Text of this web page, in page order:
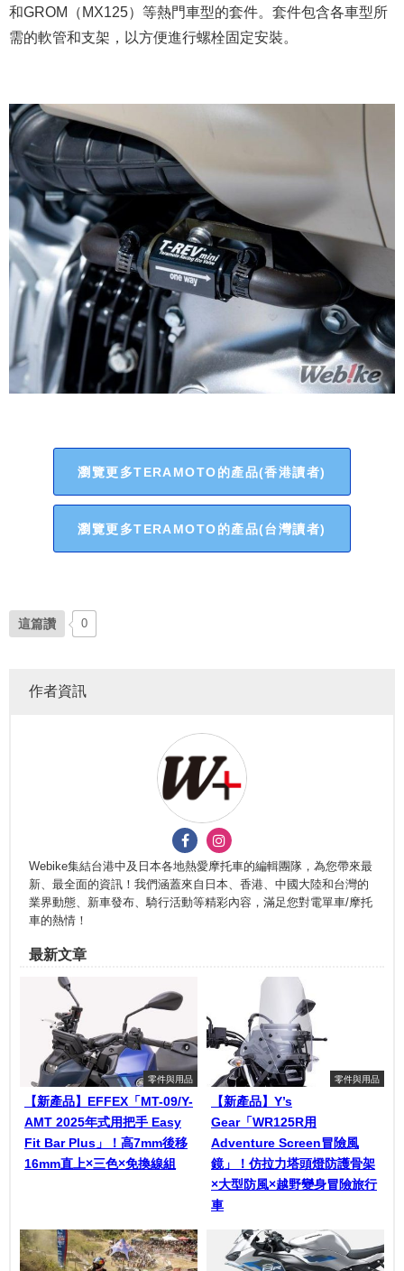
和GROM（MX125）等熱門車型的套件。套件包含各車型所
需的軟管和支架，以方便進行螺栓固定安裝。
瀏覽更多TERAMOTO的產品(香港讀者)
瀏覽更多TERAMOTO的產品(台灣讀者)
這篇讚 0
作者資訊
Webike集結台港中及日本各地熱愛摩托車的編輯團隊，為您帶來最
新、最全面的資訊！我們涵蓋來自日本、香港、中國大陸和台灣的
業界動態、新車發布、騎行活動等精彩內容，滿足您對電單車/摩托
車的熱情！
最新文章
零件與用品
【新產品】EFFEX「MT-09/Y-
AMT 2025年式用把手 Easy
Fit Bar Plus」！高7mm後移
16mm直上×三色×免換線組
零件與用品
【新產品】Y’s
Gear「WR125R用
Adventure Screen冒險風
鏡」！仿拉力塔頭燈防護骨架
×大型防風×越野變身冒險旅行
車